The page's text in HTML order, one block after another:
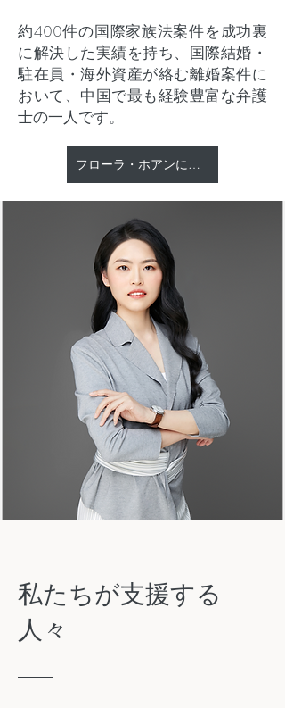
約400件の国際家族法案件を成功裏
に解決した実績を持ち、国際結婚・
駐在員・海外資産が絡む離婚案件に
おいて、中国で最も経験豊富な弁護
士の一人です。
フローラ・ホアンについて
私たちが支援する
人々